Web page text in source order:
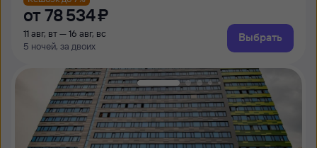
от 78 ⁠534 ⁠₽
11 авг, вт — 16 авг, вс
5 ночей, за двоих
Выбрать